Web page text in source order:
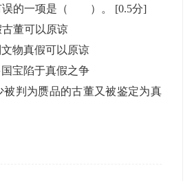
误的一项是（ ）。 [0.5分]
董可以原谅
物真假可以原谅
宝陷于真假之争
被判为赝品的古董又被鉴定为真